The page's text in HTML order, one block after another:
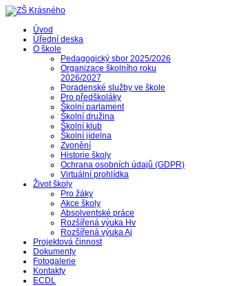
Úvod
Úřední deska
O škole
Pedagogický sbor 2025/2026
Organizace školního roku
2026/2027
Poradenské služby ve škole
Pro předškoláky
Školní parlament
Školní družina
Školní klub
Školní jídelna
Zvonění
Historie školy
Ochrana osobních údajů (GDPR)
Virtuální prohlídka
Život školy
Pro žáky
Akce školy
Absolventské práce
Rozšířená výuka Hv
Rozšířená výuka Aj
Projektová činnost
Dokumenty
Fotogalerie
Kontakty
ECDL